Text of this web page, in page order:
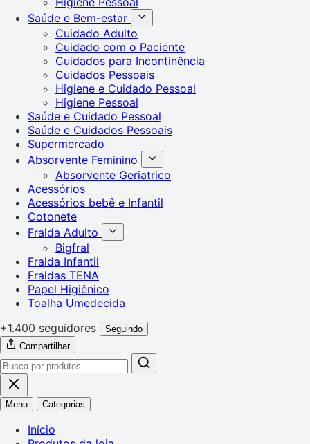
Saúde e Bem-estar
Cuidado Adulto
Cuidado com o Paciente
Cuidados para Incontinência
Cuidados Pessoais
Higiene e Cuidado Pessoal
Higiene Pessoal
Saúde e Cuidado Pessoal
Saúde e Cuidados Pessoais
Supermercado
Absorvente Feminino
Absorvente Geriatrico
Acessórios
Acessórios bebê e Infantil
Cotonete
Fralda Adulto
Bigfral
Fralda Infantil
Fraldas TENA
Papel Higiênico
Toalha Umedecida
+1.400 seguidores
Seguindo
Compartilhar
Menu Categorias
Início